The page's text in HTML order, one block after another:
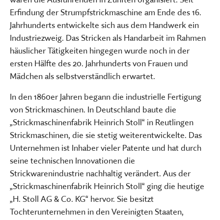
Erfindung der Strumpfstrickmaschine am Ende des 16.
Jahrhunderts entwickelte sich aus dem Handwerk ein
Industriezweig. Das Stricken als Handarbeit im Rahmen
häuslicher Tätigkeiten hingegen wurde noch in der
ersten Hälfte des 20. Jahrhunderts von Frauen und
Mädchen als selbstverständlich erwartet.
In den 1860er Jahren begann die industrielle Fertigung
von Strickmaschinen. In Deutschland baute die
„Strickmaschinenfabrik Heinrich Stoll“ in Reutlingen
Strickmaschinen, die sie stetig weiterentwickelte. Das
Unternehmen ist Inhaber vieler Patente und hat durch
seine technischen Innovationen die
Strickwarenindustrie nachhaltig verändert. Aus der
„Strickmaschinenfabrik Heinrich Stoll“ ging die heutige
„H. Stoll AG & Co. KG“ hervor. Sie besitzt
Tochterunternehmen in den Vereinigten Staaten,